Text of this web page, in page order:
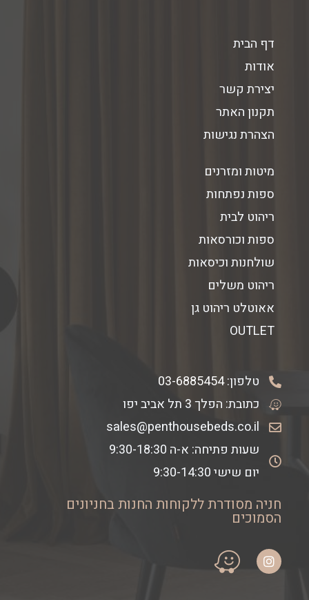
דף הבית
אודות
יצירת קשר
תקנון האתר
הצהרת נגישות
מיטות ומזרנים
ספות נפתחות
ריהוט לבית
ספות וכורסאות
שולחנות וכיסאות
ריהוט משלים
אאוטלט ריהוט גן
OUTLET
טלפון:03-6885454
כתובת: הפלך 3 תל אביב יפו
sales@penthousebeds.co.il
שעות פתיחה: א-ה 9:30-18:30
יום שישי 9:30-14:30
חניה מסודרת ללקוחות החנות בחניונים
הסמוכים